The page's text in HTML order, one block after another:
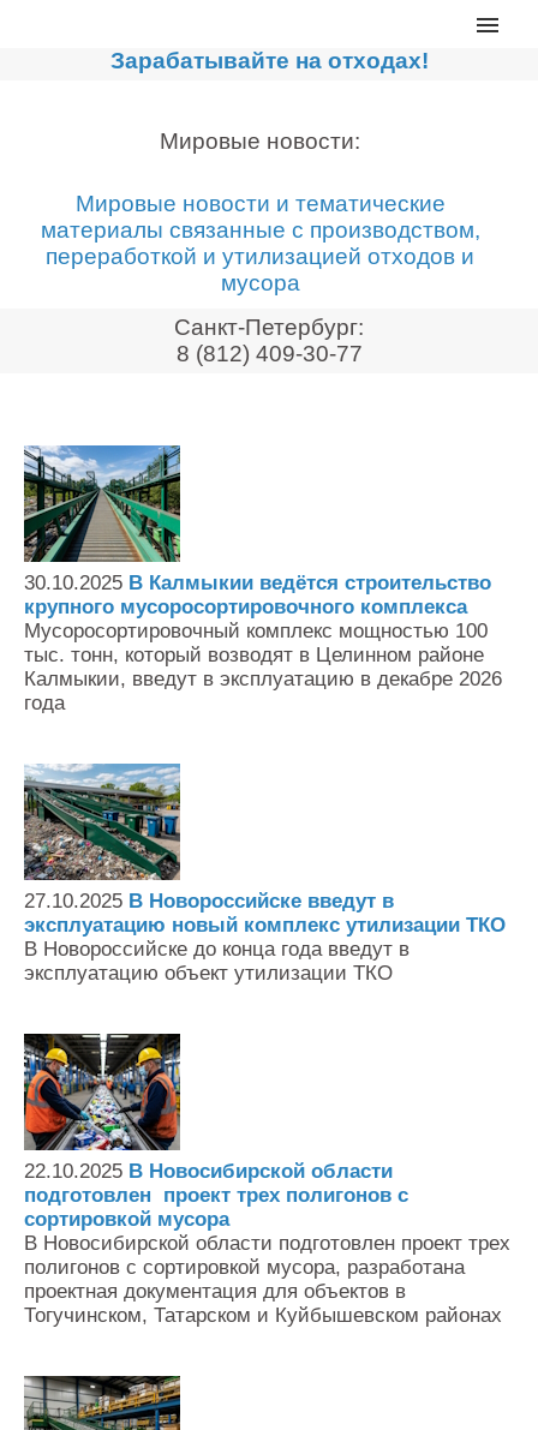
Главная
Сортировочные линии
Дробильное оборудование
Компакторы, контейнеры
Реализованные проекты
Видео
Мировые новости
О нас
Контакты
Оставить заявку
Зарабатывайте на отходах!
Мировые новости:
Мировые новости и тематические
материалы связанные с производством,
переработкой и утилизацией отходов и
мусора
Санкт-Петербург:
8 (812) 409-30-77
30.10.2025 В Калмыкии ведётся строительство
крупного мусоросортировочного комплекса
Мусоросортировочный комплекс мощностью 100
тыс. тонн, который возводят в Целинном районе
Калмыкии, введут в эксплуатацию в декабре 2026
года
27.10.2025 В Новороссийске введут в
эксплуатацию новый комплекс утилизации ТКО
В Новороссийске до конца года введут в
эксплуатацию объект утилизации ТКО
22.10.2025 В Новосибирской области
подготовлен проект трех полигонов с
сортировкой мусора
В Новосибирской области подготовлен проект трех
полигонов с сортировкой мусора, разработана
проектная документация для объектов в
Тогучинском, Татарском и Куйбышевском районах